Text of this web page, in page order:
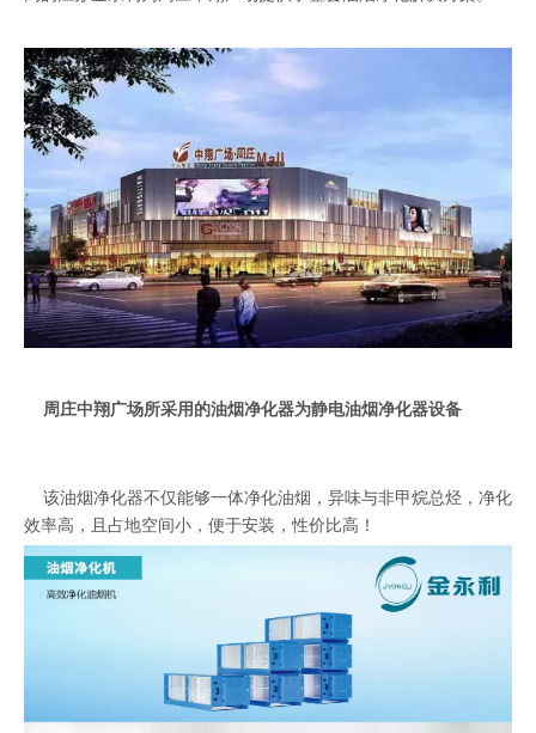
周庄中翔广场所采用的油烟净化器为静电油烟净化器设备
该油烟净化器不仅能够一体净化油烟，异味与非甲烷总烃，净化
效率高，且占地空间小，便于安装，性价比高！